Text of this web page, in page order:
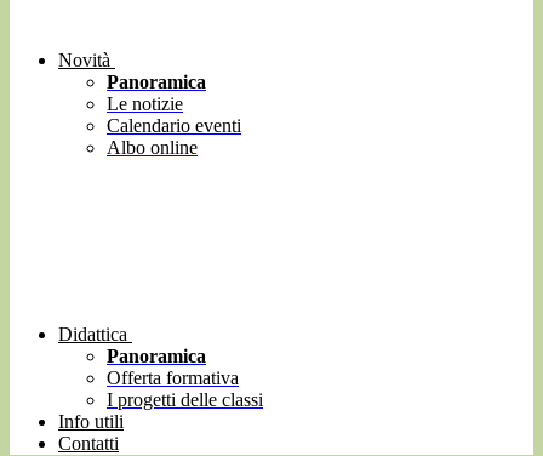
Novità
Panoramica
Le notizie
Calendario eventi
Albo online
Didattica
Panoramica
Offerta formativa
I progetti delle classi
Info utili
Contatti